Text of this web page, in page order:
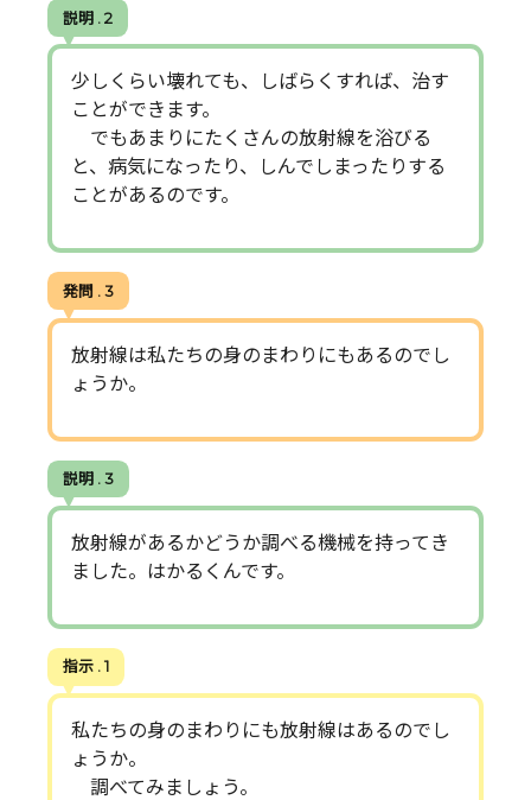
説明 . 2
少しくらい壊れても、しばらくすれば、治す
ことができます。
でもあまりにたくさんの放射線を浴びる
と、病気になったり、しんでしまったりする
ことがあるのです。
発問 . 3
放射線は私たちの身のまわりにもあるのでし
ょうか。
説明 . 3
放射線があるかどうか調べる機械を持ってき
ました。はかるくんです。
指示 . 1
私たちの身のまわりにも放射線はあるのでし
ょうか。
調べてみましょう。